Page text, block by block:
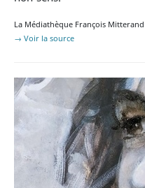
La Médiathèque François Mitterand
→ Voir la source